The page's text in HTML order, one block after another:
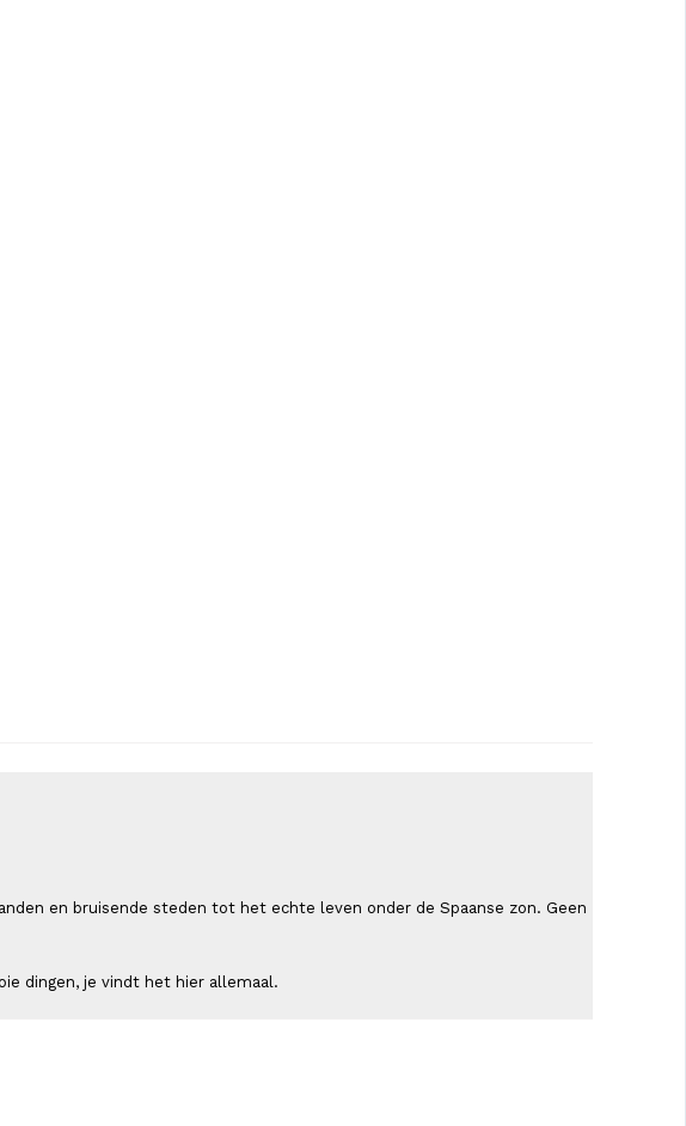
en bruisende steden tot het echte leven onder de Spaanse zon. Geen
dingen, je vindt het hier allemaal.